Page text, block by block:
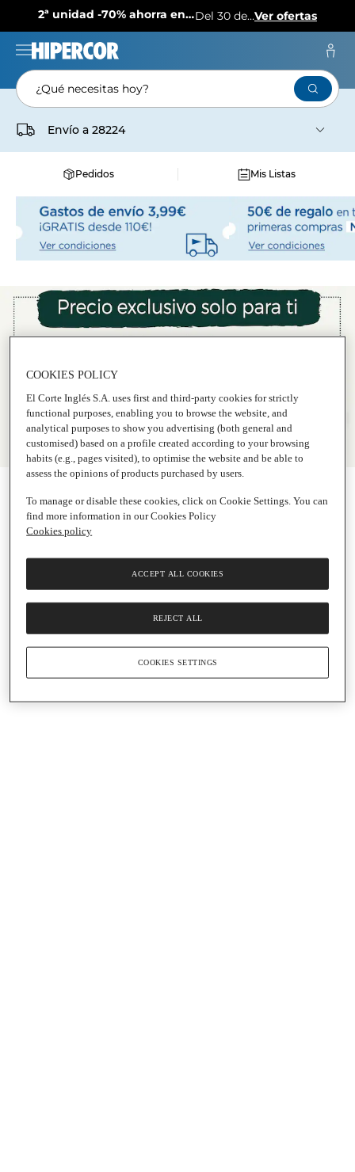
2ª unidad -70% ahorra en más de 1.000 productos Del 30 de julio al 12 de agostoVer ofertas
¿Qué necesitas hoy?
Envío a 28224
Pedidos Mis Listas
COOKIES POLICY
El Corte Inglés S.A. uses first and third-party cookies for strictly
functional purposes, enabling you to browse the website, and
analytical purposes to show you advertising (both general and
customised) based on a profile created according to your browsing
habits (e.g., pages visited), to optimise the website and be able to
assess the opinions of products purchased by users.
To manage or disable these cookies, click on Cookie Settings. You can
find more information in our Cookies Policy
Cookies policy
REJECT ALL
ACCEPT ALL COOKIES
COOKIES SETTINGS